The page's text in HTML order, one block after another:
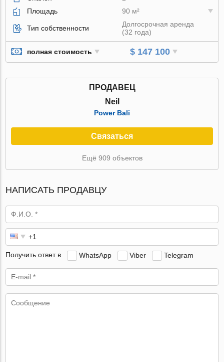
Площадь
90 м²
Тип собственности
Долгосрочная аренда
(32 года)
полная стоимость $ 147 100
ПРОДАВЕЦ
Neil
Power Bali
Связаться
Ещё 909 объектов
НАПИСАТЬ ПРОДАВЦУ
Получить ответ в WhatsApp Viber Telegram